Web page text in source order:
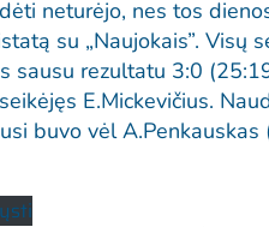
neturėjo, nes tos
su „Naujokais”.
sausu rezultatu 3:0
E.Mickevičius.
buvo vėl